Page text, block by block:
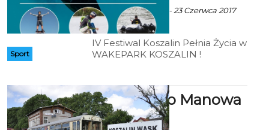
Sport
ekoszalin z mat. inf. - 23 Czerwca 2017
godz. 4:33
IV Festiwal Koszalin Pełnia Życia w
WAKEPARK KOSZALIN !
Ciuchcią do Manowa
i Rosnowa